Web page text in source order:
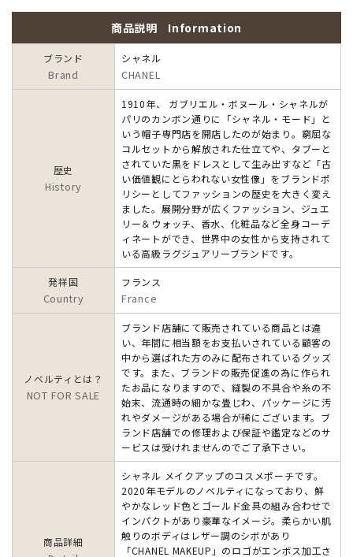
商品説明 Information
ブランド
Brand
シャネル
CHANEL
歴史
History
1910年、 ガブリエル・ボヌール・シャネルが
パリのカンボン通りに「シャネル・モード」と
いう帽子専門店を開店したのが始まり。窮屈な
コルセットから解放された仕立てや、タブーと
されていた黒をドレスとして生み出すなど「古
い価値観にとらわれない女性像」をブランドポ
リシーとしてファッションの歴史を大きく変え
ました。展開分野が広くファッション、ジュエ
リー＆ウォッチ、香水、化粧品など全身コーデ
ィネートができ、世界中の女性から支持されて
いる高級ラグジュアリーブランドです。
発祥国
Country
フランス
France
ノベルティとは？
NOT FOR SALE
ブランド店舗にて販売されている商品とは違
い、年間に相当額をお支払いされている顧客の
中から選ばれた方のみに配布されているグッズ
です。また、ブランドの販売促進の為に作られ
たお品になりますので、縫製の不具合や糸の不
始末、流通時の細かな畳じわ、パッケージに汚
れやダメージがある場合が稀にございます。ブ
ランド店舗での修理および保証や鑑定などのサ
ービスは受けれませんのでご了承下さい。
商品詳細
シャネル メイクアップのコスメポーチです。
2020年モデルのノベルティになっており、鮮
やかなレッド色とゴールド金具の組み合わせで
インパクトがあり豪華なイメージ。柔らかい肌
触りのボディはレザー調のシボがあり
「CHANEL MAKEUP」のロゴがエンボス加工さ